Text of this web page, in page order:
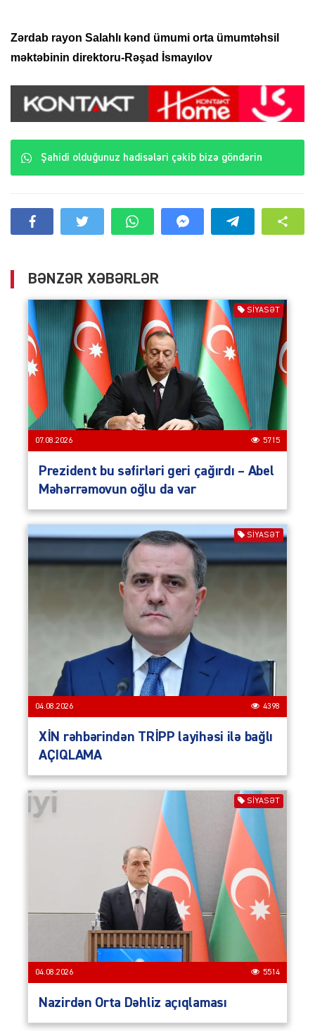
Zərdab rayon Salahlı kənd ümumi orta ümumtəhsil
məktəbinin direktoru-Rəşad İsmayılov
Şahidi olduğunuz hadisələri çəkib bizə göndərin
BƏNZƏR XƏBƏRLƏR
SIYASƏT
07.08.2026 5715
Prezident bu səfirləri geri çağırdı – Abel
Məhərrəmovun oğlu da var
SIYASƏT
04.08.2026 4398
XİN rəhbərindən TRİPP layihəsi ilə bağlı
AÇIQLAMA
SIYASƏT
04.08.2026 5514
Nazirdən Orta Dəhliz açıqlaması